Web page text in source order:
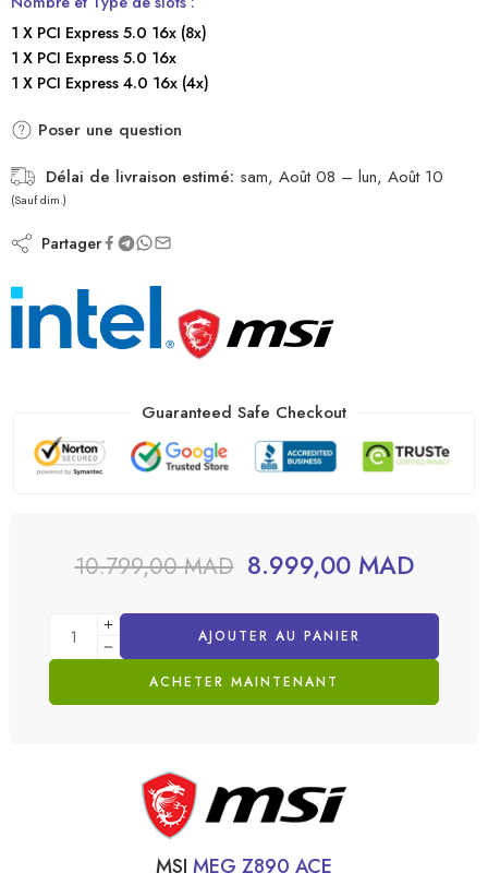
1 X PCI Express 5.0 16x (8x)
1 X PCI Express 5.0 16x
1 X PCI Express 4.0 16x (4x)
Poser une question
Délai de livraison estimé: sam, Août 08 – lun, Août 10
(Sauf dim.)
Partager
Guaranteed Safe Checkout
10.799,00MAD 8.999,00 MAD
AJOUTER AU PANIER
ACHETER MAINTENANT
MSI MEG Z890 ACE